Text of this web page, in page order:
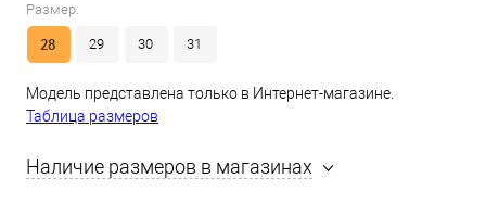
Размер:
28 29 30 31
Модель представлена только в Интернет-магазине.
Таблица размеров
Наличие размеров в магазинах